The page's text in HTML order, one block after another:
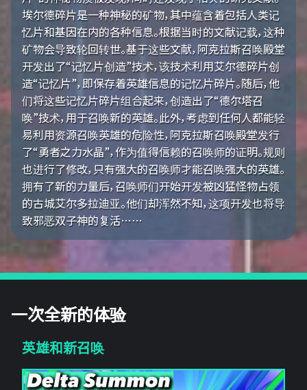
埃尔德碎片是一种神秘的矿物，其中蕴含着包括人类记
忆片和基因在内的各种信息。根据当时的文献记载，这种
矿物会导致轮回转世。基于这些文献，阿克拉斯召唤殿堂
开发出了“记忆片创造”技术，该技术利用艾尔德碎片创
造“记忆片”，即保存着英雄信息的记忆片碎片。随后，他
们将这些记忆片碎片组合起来，创造出了“德尔塔召
唤”技术，用于召唤新的英雄。此外，考虑到任何人都能轻
易利用资源召唤英雄的危险性，阿克拉斯召唤殿堂发行
了“勇者之力水晶”，作为值得信赖的召唤师的证明。规则
也进行了修改，只有强大的召唤师才能召唤强大的英雄。
拥有了新的力量后，召唤师们开始开发被凶猛怪物占领
的古城艾尔多拉迪亚。他们却浑然不知，这项开发也将导
致邪恶双子神的复活……
一次全新的体验
英雄和新召唤